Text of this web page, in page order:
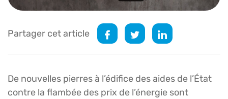
Partager cet article
De nouvelles pierres à l’édifice des aides de l’État
contre la flambée des prix de l’énergie sont